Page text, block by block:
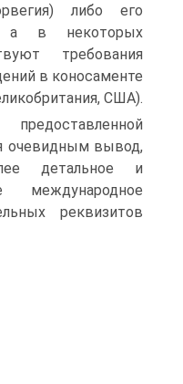
либо его
а в некоторых
требования
в коносаменте
США).
очевидным вывод,
детальное и
международное
реквизитов